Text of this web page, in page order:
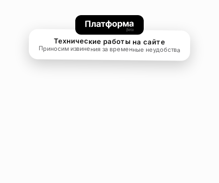
Технические работы на сайте
Приносим извинения за временные неудобства